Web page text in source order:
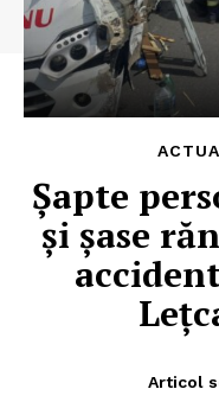
Şapte
şi şase
Articol